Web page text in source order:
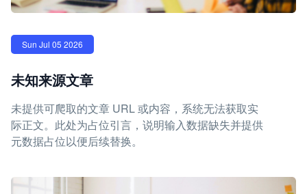
Sun Jul 05 2026
未知来源文章
未提供可爬取的文章 URL 或内容，系统无法获取实
际正文。此处为占位引言，说明输入数据缺失并提供
元数据占位以便后续替换。